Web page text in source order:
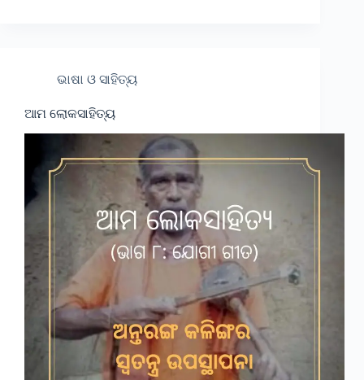
ଭାଷା ଓ ସାହିତ୍ୟ
ଆମ ଲୋକସାହିତ୍ୟ